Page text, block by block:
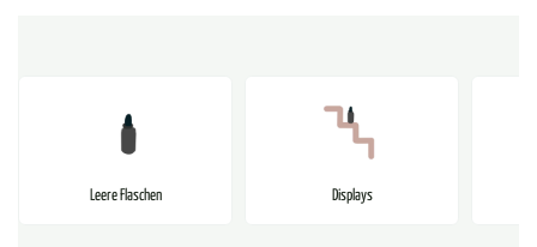
Leere Flaschen Displays